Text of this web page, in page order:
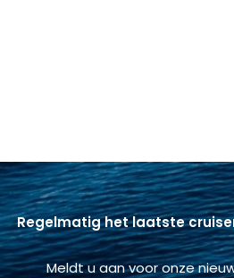
Regelmatig het laatste
Meldt u aan voor onze